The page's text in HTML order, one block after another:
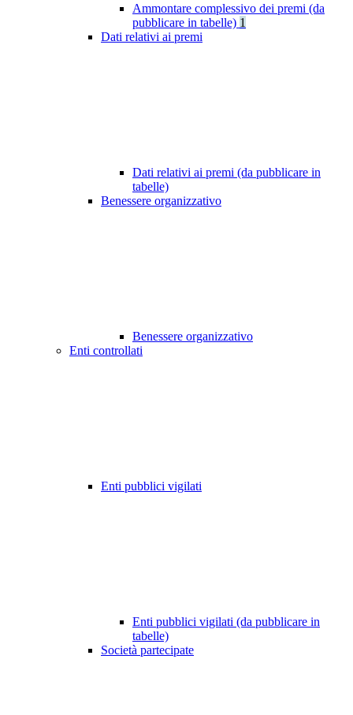
Ammontare complessivo dei premi (da
pubblicare in tabelle) 1
Dati relativi ai premi
Dati relativi ai premi (da pubblicare in
tabelle)
Benessere organizzativo
Benessere organizzativo
Enti controllati
Enti pubblici vigilati
Enti pubblici vigilati (da pubblicare in
tabelle)
Società partecipate